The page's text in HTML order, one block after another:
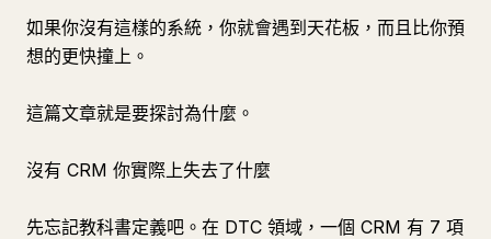
如果你沒有這樣的系統，你就會遇到天花板，而且比你預
想的更快撞上。
這篇文章就是要探討為什麼。
沒有 CRM 你實際上失去了什麼
先忘記教科書定義吧。在 DTC 領域，一個 CRM 有 7 項